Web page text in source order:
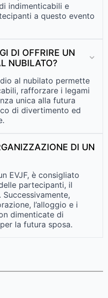
indimenticabili e
a questo evento
DI OFFRIRE UN
NUBILATO?
al nubilato permette
rafforzare i legami
unica alla futura
di divertimento ed
DI UN
EVJF, è consigliato
partecipanti, il
Successivamente,
l’alloggio e i
dimenticate di
la futura sposa.